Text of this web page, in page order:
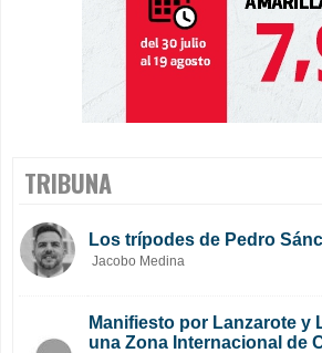
TRIBUNA
Los trípodes de Pedro
Jacobo Medina
Manifiesto por Lanzarote y
una Zona Internacional de